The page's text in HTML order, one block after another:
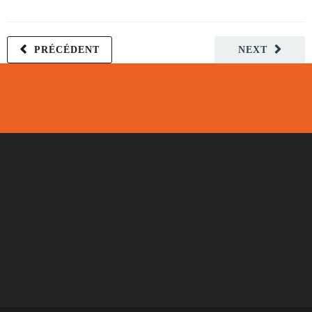
NEXT
PRÉCÉDENT